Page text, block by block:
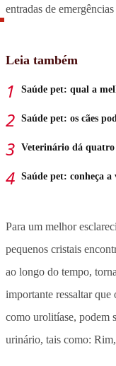
entradas de
Leia também
Saúde pet: qual a
Saúde pet: os cães
Veterinário dá quatro
Saúde pet: conheça
Para um melhor
pequenos cristais
ao longo do tempo,
importante ressaltar que
como urolitíase, podem
urinário, tais como: